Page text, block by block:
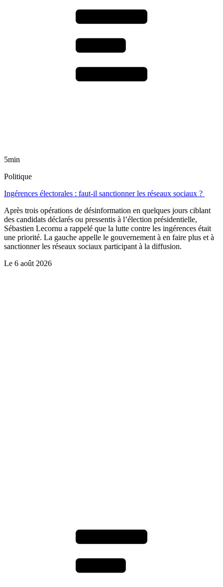
5min
Politique
Ingérences électorales : faut-il sanctionner les réseaux sociaux ?
Après trois opérations de désinformation en quelques jours ciblant
des candidats déclarés ou pressentis à l’élection présidentielle,
Sébastien Lecornu a rappelé que la lutte contre les ingérences était
une priorité. La gauche appelle le gouvernement à en faire plus et à
sanctionner les réseaux sociaux participant à la diffusion.
Le 6 août 2026